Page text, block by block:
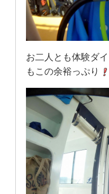
お二人とも体験ダ
もこの余裕っぷり